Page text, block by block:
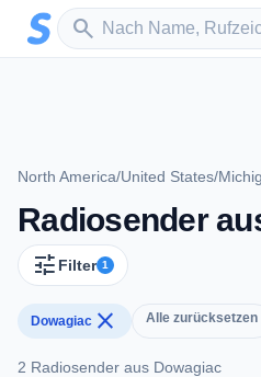
Zum Hauptinhalt springen
search
Sender suchen
North America/United States/
Radiosender
tune Filter 1
Dowagiac close Alle zurücksetzen
2 Radiosender aus Dowagiac